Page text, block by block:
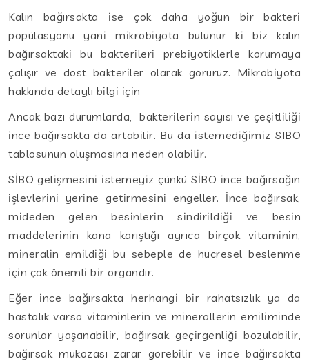
Kalın bağırsakta ise çok daha yoğun bir bakteri
popülasyonu yani mikrobiyota bulunur ki biz kalın
bağırsaktaki bu bakterileri prebiyotiklerle korumaya
çalışır ve dost bakteriler olarak görürüz. Mikrobiyota
hakkında detaylı bilgi için
Ancak bazı durumlarda, bakterilerin sayısı ve çeşitliliği
ince bağırsakta da artabilir. Bu da istemediğimiz SIBO
tablosunun oluşmasına neden olabilir.
SİBO gelişmesini istemeyiz çünkü SİBO ince bağırsağın
işlevlerini yerine getirmesini engeller. İnce bağırsak,
mideden gelen besinlerin sindirildiği ve besin
maddelerinin kana karıştığı ayrıca birçok vitaminin,
mineralin emildiği bu sebeple de hücresel beslenme
için çok önemli bir organdır.
Eğer ince bağırsakta herhangi bir rahatsızlık ya da
hastalık varsa vitaminlerin ve minerallerin emiliminde
sorunlar yaşanabilir, bağırsak geçirgenliği bozulabilir,
bağırsak mukozası zarar görebilir ve ince bağırsakta